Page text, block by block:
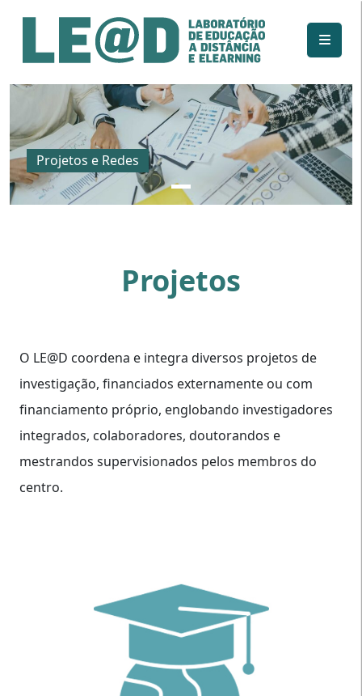
Ir para o conteúdo principal
Informações de acessibilidade
Mapa do site
Projetos e Redes
Projetos
O LE@D coordena e integra diversos projetos de
investigação, financiados externamente ou com
financiamento próprio, englobando investigadores
integrados, colaboradores, doutorandos e
mestrandos supervisionados pelos membros do
centro.